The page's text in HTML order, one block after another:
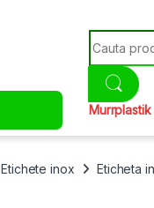
Search for:
Murrplastik
Etichete inox Eticheta